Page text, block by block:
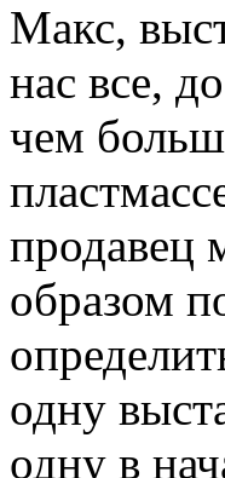
Макс,
нас все,
чем
продавец
образом
одну
одну в